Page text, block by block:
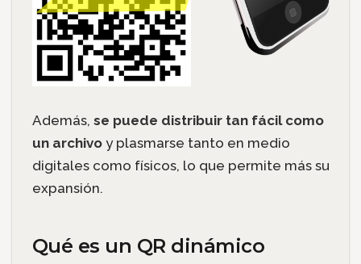
Además, se puede distribuir tan fácil como
un archivoy plasmarse tanto en medio
digitales como físicos, lo que permite más su
expansión.
Qué es un QR dinámico